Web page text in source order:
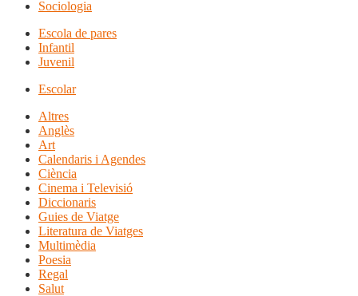
Sociologia
Escola de pares
Infantil
Juvenil
Escolar
Altres
Anglès
Art
Calendaris i Agendes
Ciència
Cinema i Televisió
Diccionaris
Guies de Viatge
Literatura de Viatges
Multimèdia
Poesia
Regal
Salut